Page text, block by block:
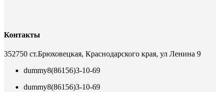
Контакты
352750 ст.Брюховецкая, Краснодарского края, ул Ленина 9
dummy8(86156)3-10-69
dummy8(86156)3-10-69